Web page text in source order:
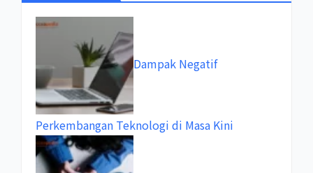
Dampak Negatif
Perkembangan Teknologi di Masa Kini